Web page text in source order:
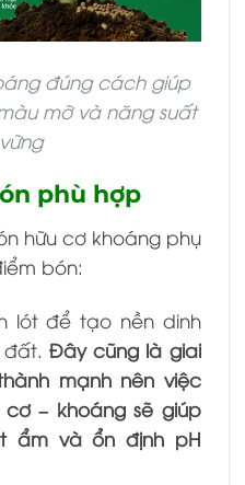
đúng cách giúp
mỡ và năng suất
phù hợp
hữu cơ khoáng phụ
bón:
lót để tạo nền dinh
đất.Đây cũng là giai
mạnh nên việc
– khoáng sẽ giúp
ẩm và ổn định pH